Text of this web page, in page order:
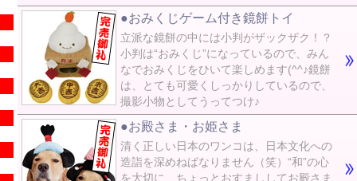
●おみくじゲーム付き鏡餅トイ
立派な鏡餅の中には小判がザックザク！？
小判は“おみくじ”になっているので、みん
なでおみくじをひいて楽しめます(^^♪鏡餅
は、とても可愛くしっかりしているので、
撮影小物としてうってつけ♪
●お殿さま・お姫さま
清く正しい日本のワンコは、日本文化への
造詣を深めねばなりません（笑）“和”の心
を大切に、ちょっとおすまししてお殿さま